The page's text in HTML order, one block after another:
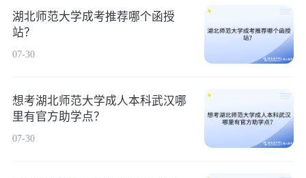
湖北师范大学成考推荐哪个函授
站？
07-30
想考湖北师范大学成人本科武汉哪
里有官方助学点？
07-30